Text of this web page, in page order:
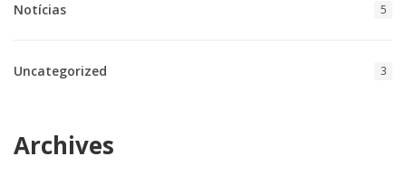
Notícias 5
Uncategorized 3
Archives